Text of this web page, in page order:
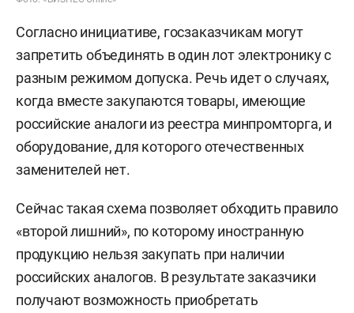
Согласно инициативе, госзаказчикам могут
запретить объединять в один лот электронику с
разным режимом допуска. Речь идет о случаях,
когда вместе закупаются товары, имеющие
российские аналоги из реестра минпромторга, и
оборудование, для которого отечественных
заменителей нет.
Сейчас такая схема позволяет обходить правило
«второй лишний», по которому иностранную
продукцию нельзя закупать при наличии
российских аналогов. В результате заказчики
получают возможность приобретать